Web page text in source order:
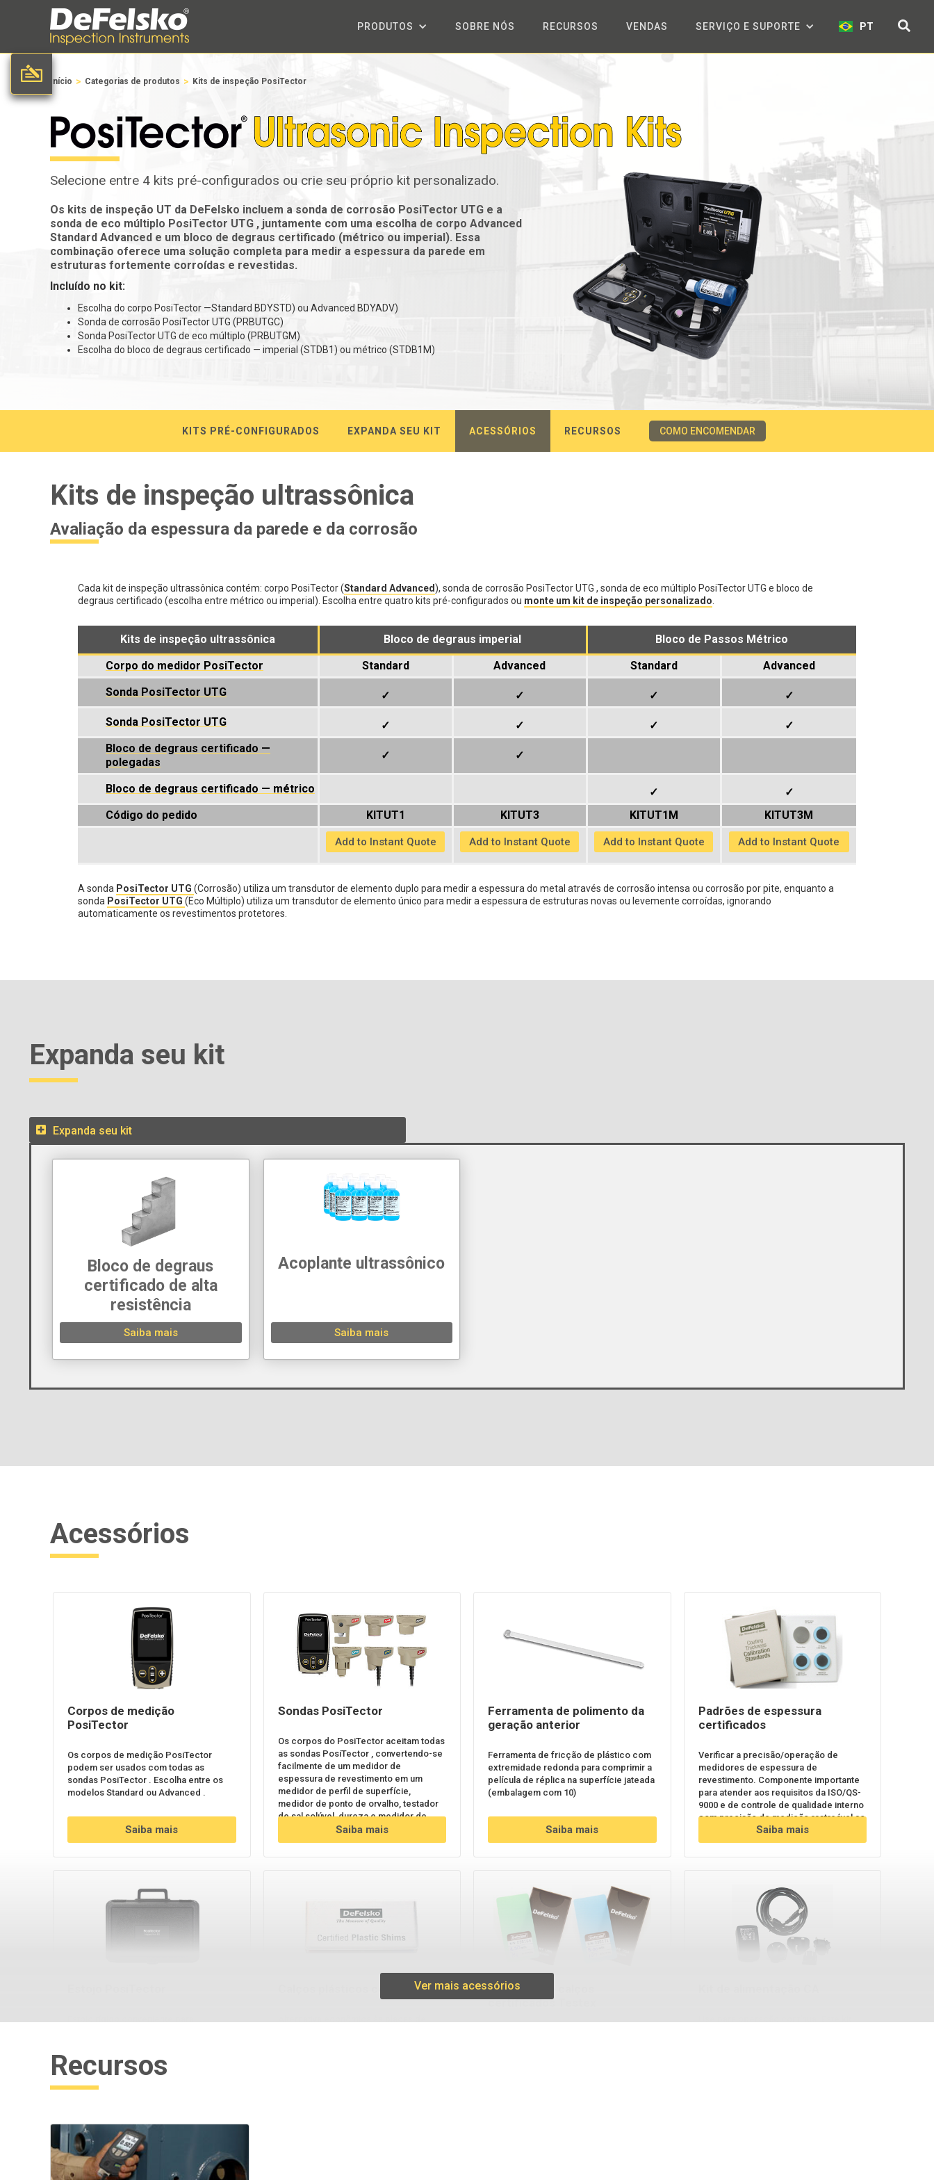
PRODUTOS SOBRE NÓS RECURSOS VENDAS SERVIÇO E SUPORTE PT
Início > Categorias de produtos > Kits de inspeção PosiTector
Selecione entre 4 kits pré-configurados ou crie seu próprio kit personalizado.
Os kits de inspeção UT da DeFelsko incluem a sonda de corrosão PosiTector UTG e a
sonda de eco múltiplo PosiTector UTG , juntamente com uma escolha de corpo Advanced
Standard Advanced e um bloco de degraus certificado (métrico ou imperial). Essa
combinação oferece uma solução completa para medir a espessura da parede em
estruturas fortemente corroídas e revestidas.
Incluído no kit:
Escolha do corpo PosiTector —Standard BDYSTD) ou Advanced BDYADV)
Sonda de corrosão PosiTector UTG (PRBUTGC)
Sonda PosiTector UTG de eco múltiplo (PRBUTGM)
Escolha do bloco de degraus certificado — imperial (STDB1) ou métrico (STDB1M)
KITS PRÉ-CONFIGURADOS EXPANDA SEU KIT ACESSÓRIOS RECURSOS COMO ENCOMENDAR
Kits de inspeção ultrassônica
Avaliação da espessura da parede e da corrosão
Cada kit de inspeção ultrassônica contém: corpo PosiTector (Standard Advanced), sonda de corrosão PosiTector UTG , sonda de eco múltiplo PosiTector UTG e bloco de
degraus certificado (escolha entre métrico ou imperial). Escolha entre quatro kits pré-configurados ou monte um kit de inspeção personalizado
Kits de inspeção ultrassônica Bloco de degraus imperial
Bloco de Passos Métrico
Corpo do medidor PosiTector
Standard Advanced Standard
Advanced
Sonda PosiTector UTG
✓ ✓ ✓
✓
Sonda PosiTector UTG
✓ ✓ ✓
✓
Bloco de degraus certificado —
polegadas
✓ ✓
Bloco de degraus certificado — métrico ✓
✓
Código do pedido
KITUT1 KITUT3 KITUT1M KITUT3M
Add to Instant Quote Add to Instant Quote Add to Instant Quote Add to Instant Quote
A sonda PosiTector UTG (Corrosão) utiliza um transdutor de elemento duplo para medir a espessura do metal através de corrosão intensa ou corrosão por pite, enquanto a
sonda PosiTector UTG (Eco Múltiplo) utiliza um transdutor de elemento único para medir a espessura de estruturas novas ou levemente corroídas, ignorando
automaticamente os revestimentos protetores.
Expanda seu kit
Expanda seu kit
Bloco de degraus
certificado de alta
resistência
Saiba mais
Acoplante ultrassônico
Saiba mais
Acessórios
Corpos de medição
PosiTector
Os corpos de medição PosiTector
podem ser usados com todas as
sondas PosiTector . Escolha entre os
modelos Standard ou Advanced .
Saiba mais
Sondas PosiTector
Os corpos do PosiTector aceitam todas
as sondas PosiTector , convertendo-se
facilmente de um medidor de
espessura de revestimento em um
medidor de perfil de superfície,
medidor de ponto de orvalho, testador
de sal solúvel, dureza e medidor de
espessura ultrassônico.
Saiba mais
Ferramenta de polimento da
geração anterior
Ferramenta de fricção de plástico com
extremidade redonda para comprimir a
película de réplica na superfície jateada
(embalagem com 10)
Saiba mais
Padrões de espessura
certificados
Verificar a precisão/operação de
medidores de espessura de
revestimento. Componente importante
para atender aos requisitos da ISO/QS-
9000 e de controle de qualidade interno
com precisão de medição rastreável ao
Saiba mais
Calços plásticos certificados
Conjunto de calços
certificados Testex
Ver mais acessórios
Recursos